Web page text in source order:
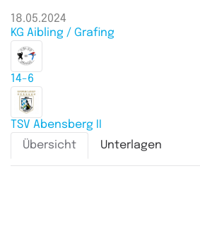
18.05.2024
KG Aibling / Grafing
14-6
TSV Abensberg II
Übersicht
Unterlagen